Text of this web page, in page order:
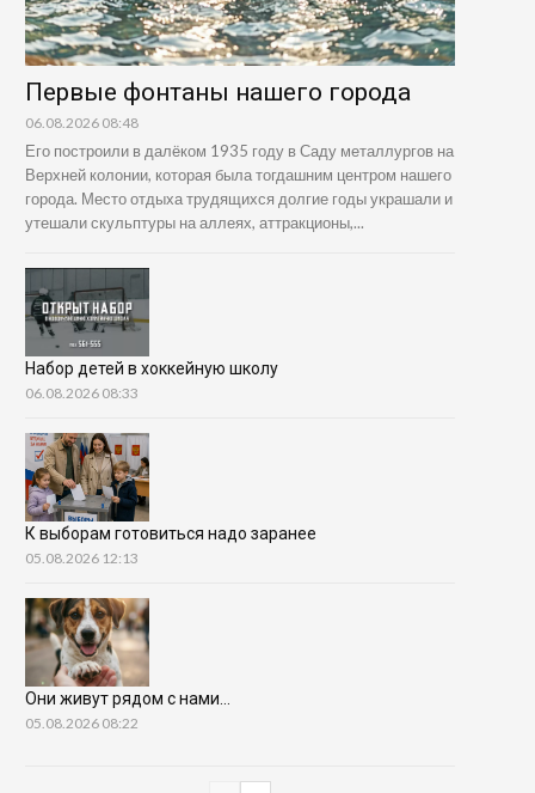
Первые фонтаны нашего города
06.08.2026 08:48
Его построили в далёком 1935 году в Саду металлургов на
Верхней колонии, которая была тогдашним центром нашего
города. Место отдыха трудящихся долгие годы украшали и
утешали скульптуры на аллеях, аттракционы,...
Набор детей в хоккейную школу
06.08.2026 08:33
К выборам готовиться надо заранее
05.08.2026 12:13
Они живут рядом с нами…
05.08.2026 08:22